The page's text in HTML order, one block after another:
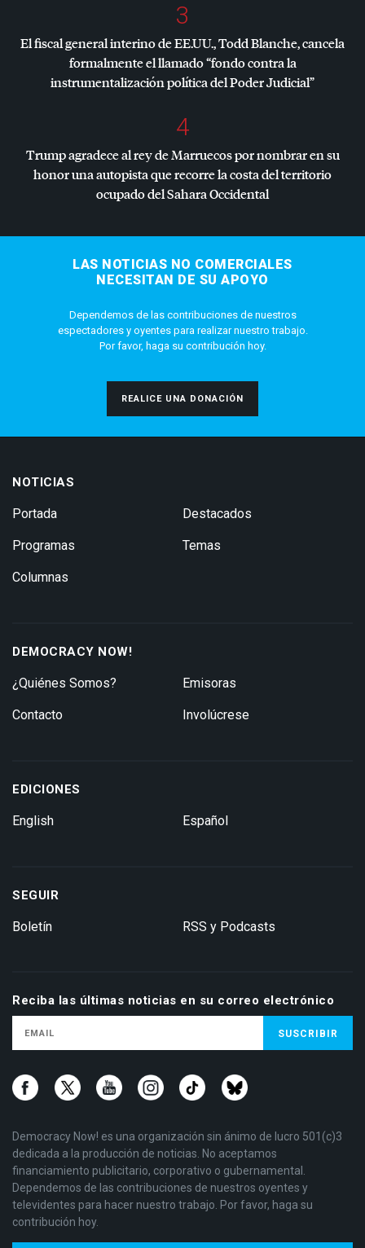
3
El fiscal general interino de EE.UU., Todd Blanche, cancela
formalmente el llamado “fondo contra la
instrumentalización política del Poder Judicial”
4
Trump agradece al rey de Marruecos por nombrar en su
honor una autopista que recorre la costa del territorio
ocupado del Sahara Occidental
LAS NOTICIAS NO COMERCIALES
NECESITAN DE SU APOYO
Dependemos de las contribuciones de nuestros
espectadores y oyentes para realizar nuestro trabajo.
Por favor, haga su contribución hoy.
REALICE UNA DONACIÓN
NOTICIAS
Portada
Programas
Columnas
Destacados
Temas
DEMOCRACY NOW!
¿Quiénes Somos?
Contacto
Emisoras
Involúcrese
EDICIONES
English Español
SEGUIR
Boletín RSS y Podcasts
Reciba las últimas noticias en su correo electrónico
Democracy Now! es una organización sin ánimo de lucro 501(c)3
dedicada a la producción de noticias. No aceptamos
financiamiento publicitario, corporativo o gubernamental.
Dependemos de las contribuciones de nuestros oyentes y
televidentes para hacer nuestro trabajo. Por favor, haga su
contribución hoy.